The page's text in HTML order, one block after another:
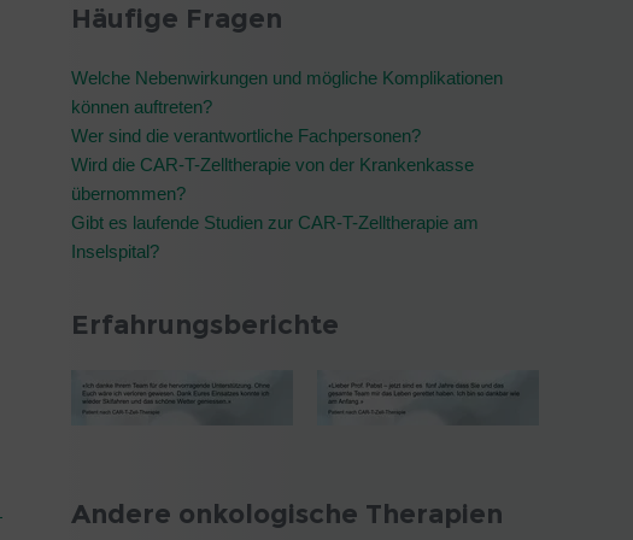
Häufige Fragen
Welche Nebenwirkungen und mögliche Komplikationen
können auftreten?
Wer sind die verantwortliche Fachpersonen?
Wird die CAR-T-Zelltherapie von der Krankenkasse
übernommen?
Gibt es laufende Studien zur CAR-T-Zelltherapie am
Inselspital?
Erfahrungsberichte
Andere onkologische Therapien